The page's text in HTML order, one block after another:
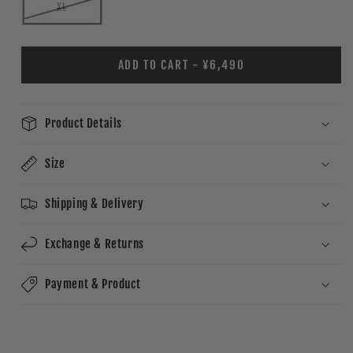
XL
ADD TO CART - ¥6,490
Product Details
Size
Shipping & Delivery
Exchange & Returns
Payment & Product